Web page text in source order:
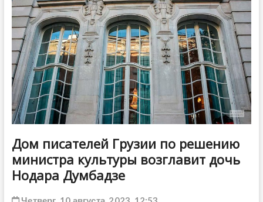
t
o
n
Дом писателей Грузии по решению
министра культуры возглавит дочь
Нодара Думбадзе